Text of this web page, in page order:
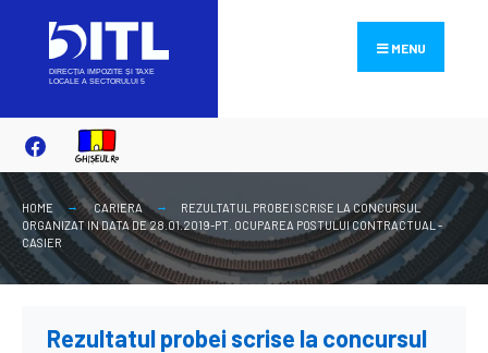
content
MENU
HOME CARIERA
REZULTATUL PROBEI SCRISE LA CONCURSUL
ORGANIZAT IN DATA DE 28.01.2019-PT. OCUPAREA POSTULUI CONTRACTUAL -
CASIER
Rezultatul probei scrise la concursul
for: